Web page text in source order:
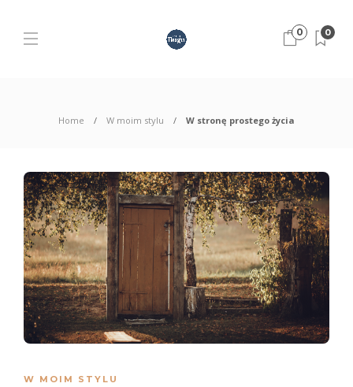
0 0
Home W moim stylu W stronę prostego życia
W MOIM STYLU